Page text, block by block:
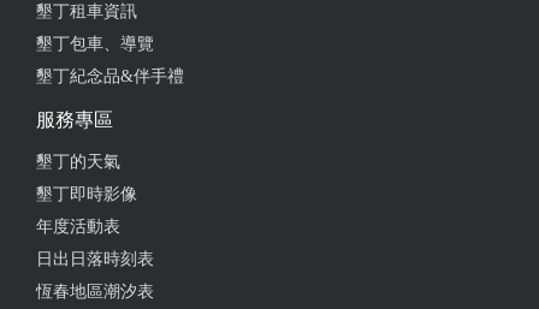
墾丁租車資訊
墾丁包車、導覽
墾丁紀念品&伴手禮
服務專區
墾丁的天氣
墾丁即時影像
年度活動表
日出日落時刻表
恆春地區潮汐表